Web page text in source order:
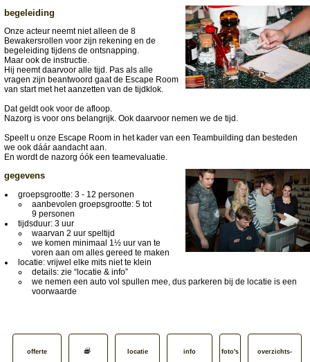
begeleiding
Onze acteur neemt niet alleen de 8
Bewakersrollen voor zijn rekening en de
begeleiding tijdens de ontsnapping.
Maar ook de instructie.
Hij neemt daarvoor alle tijd. Pas als alle
vragen zijn beantwoord gaat de Escape Room
van start met het aanzetten van de tijdklok.
Dat geldt ook voor de afloop.
Nazorg is voor ons belangrijk. Ook daarvoor nemen we de tijd.
Speelt u onze Escape Room in het kader van een Teambuilding dan besteden
we ook dáár aandacht aan.
En wordt de nazorg óók een teamevaluatie.
gegevens
groepsgrootte: 3 - 12 personen
aanbevolen groepsgrootte: 5 tot
9 personen
tijdsduur: 3 uur
waarvan 2 uur speltijd
we komen minimaal 1½ uur van te
voren aan om alles gereed te maken
locatie: vrijwel elke mits niet te klein
details: zie “locatie & info”
we nemen een auto vol spullen mee, dus parkeren bij de locatie is een
voorwaarde
offerte
locatie
info
foto's
overzichts­